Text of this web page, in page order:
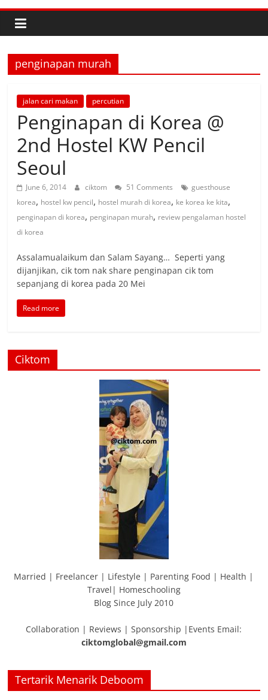
penginapan murah
jalan cari makan percutian
Penginapan di Korea @
2nd Hostel KW Pencil
Seoul
June 6, 2014 ciktom 51 Comments
guesthouse
korea, hostel kw pencil, hostel murah di korea, ke korea ke kita,
penginapan di korea, penginapan murah, review pengalaman hostel
di korea
Assalamualaikum dan Salam Sayang… Seperti yang
dijanjikan, cik tom nak share penginapan cik tom
sepanjang di korea pada 20 Mei
Read more
Ciktom
Married | Freelancer | Lifestyle | Parenting Food | Health |
Travel| Homeschooling
Blog Since July 2010
Collaboration | Reviews | Sponsorship |Events Email:
ciktomglobal@gmail.com
Tertarik Menarik Deboom